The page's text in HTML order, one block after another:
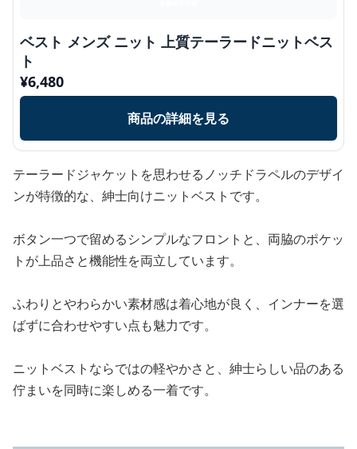
ベスト メンズ ニット 上質テーラードニットベス
ト
¥6,480
商品の詳細を見る
テーラードジャケットを思わせるノッチドラペルのデザイ
ンが特徴的な、紳士向けニットベストです。
ボタン一つで留めるシンプルなフロントと、両脇のポケッ
トが上品さと機能性を両立しています。
ふわりとやわらかい素材感は着心地が良く、インナーを選
ばずに合わせやすい点も魅力です。
ニットベストならではの軽やかさと、紳士らしい品のある
佇まいを同時に楽しめる一着です。